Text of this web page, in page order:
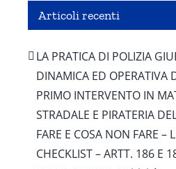
Articoli recenti
LA PRATICA DI POLIZIA
DINAMICA ED OPERATIVA
PRIMO INTERVENTO IN
STRADALE E PIRATERIA
FARE E COSA NON FARE –
CHECKLIST – ARTT. 186 E